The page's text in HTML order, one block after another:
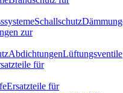
Schallschutz
zur
AbdichtungenLüftungsventile
für
Ersatzteile für